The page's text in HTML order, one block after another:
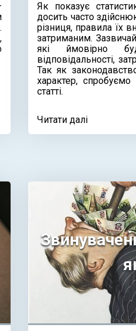
Як показує
досить часто
різниця, правила їх
затриманим.
які ймовірно
відповідальності,
Так як
характер,
статті.
Читати далі